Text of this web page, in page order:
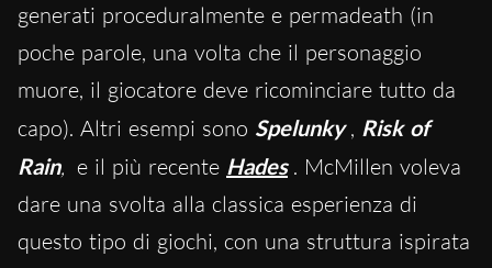
generati proceduralmente e permadeath (in
poche parole, una volta che il personaggio
muore, il giocatore deve ricominciare tutto da
capo). Altri esempi sono Spelunky , Risk of
Rain, e il più recente Hades . McMillen voleva
dare una svolta alla classica esperienza di
questo tipo di giochi, con una struttura ispirata